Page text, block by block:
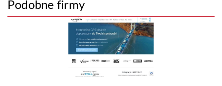
Podobne firmy